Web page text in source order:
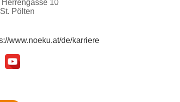
Herrengasse 10
Pölten
www.noeku.at/de/karriere